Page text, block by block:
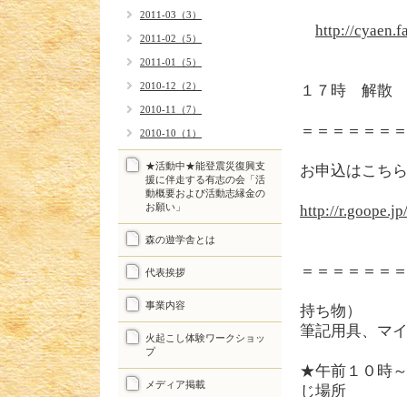
http://
１７時 解散
＝＝＝＝＝＝
お申込はこち
http://
＝＝＝＝＝＝
持ち物）
筆記用具、マ
★午前１０時
じ場所
2011-03（3）
2011-02（5）
2011-01（5）
2010-12（2）
2010-11（7）
2010-10（1）
★活動中★能登震災復興支
援に伴走する有志の会「活
動概要および活動志縁金の
お願い」
森の遊学舎とは
代表挨拶
事業内容
火起こし体験ワークショッ
プ
メディア掲載